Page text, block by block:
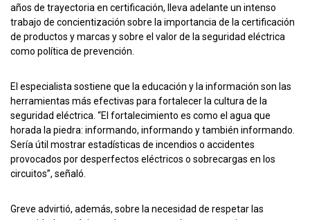
años de trayectoria en certificación, lleva adelante un intenso
trabajo de concientización sobre la importancia de la certificación
de productos y marcas y sobre el valor de la seguridad eléctrica
como política de prevención.
El especialista sostiene que la educación y la información son las
herramientas más efectivas para fortalecer la cultura de la
seguridad eléctrica. “El fortalecimiento es como el agua que
horada la piedra: informando, informando y también informando.
Sería útil mostrar estadísticas de incendios o accidentes
provocados por desperfectos eléctricos o sobrecargas en los
circuitos”, señaló.
Greve advirtió, además, sobre la necesidad de respetar las